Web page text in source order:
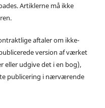
Artiklerne må ikke
aftaler om ikke-
version af værket
eller udgive det i en bog),
publicering i nærværende